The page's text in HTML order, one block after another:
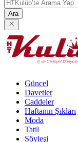
Ara
Güncel
Davetler
Caddeler
Haftanın Şıkları
Moda
Tatil
Söyleşi